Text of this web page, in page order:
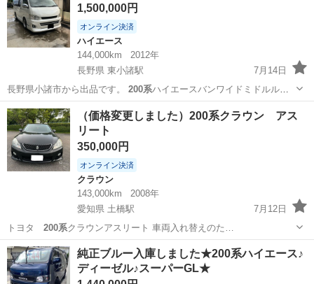
２列目回転...
1,500,000円
オンライン決済
ハイエース
144,000km
2012年
長野県 東小諸駅
7月14日
長野県小諸市から出品です。 200系ハイエースバンワイドミドルルー
フ3型…
長野 小諸市 東小諸駅 ハイエース
（価格変更しました）200系クラウン アス
リート
350,000円
オンライン決済
クラウン
143,000km
2008年
愛知県 土橋駅
7月12日
トヨタ 200系クラウンアスリート 車両入れ替えのた…
愛知 豊田市 土橋駅 クラウン
純正ブルー入庫しました★200系ハイエース♪
ディーゼル♪スーパーGL★